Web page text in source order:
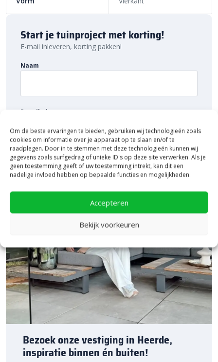
Om de beste ervaringen te bieden, gebruiken wij technologieën zoals
cookies om informatie over je apparaat op te slaan en/of te
raadplegen. Door in te stemmen met deze technologieën kunnen wij
gegevens zoals surfgedrag of unieke ID's op deze site verwerken. Als je
geen toestemming geeft of uw toestemming intrekt, kan dit een
nadelige invloed hebben op bepaalde functies en mogelijkheden.
Accepteren
Bekijk voorkeuren
Dankzij het gebruik van de hydrofobe laag, de UV-bestendige
topcoating en de geborstelde afwerking zijn dePassiona tegels
lang in topconditie, zelfs bij intensief gebruik. Bestel deze tegels
gemakkelijk online en geniet van de luxe uitstraling in jouw tuin.
Veelzijdige toepassing van Passiona elegant
geschikt voor grote terrassen, maar ook voor kleinere
tuinprojecten. Of je nu kiest voor een strak modern terras of een
elegant biedt talloze mogelijkheden. Door de hoge kwaliteit en
duurzaamheid zijn deze tegels een investering waar je jarenlang
plezier van hebt. Bekijk ons volledige assortiment op
Bestratingsmarkt.com en kies uit verschillende kleuren en stijlen
om jouw tuin helemaal naar wens te maken.
Meer voordelen bij bestratingsmarkt.com
Passiona tegels van heel Nederland vindt. Dankzij ons grote
Passiona elegant 60x60x3 cm betontegelkrijg je niet alleen
kwaliteit, maar ook een tegel die makkelijk te onderhouden is en
jarenlang meegaat. Bestel snel en geniet van de snelle levering!
Start je tuinproject met korting!
E-mail inleveren, korting pakken!
Naam
E-mailadres
Bezoek onze vestiging in Heerde,
inspiratie binnen én buiten!